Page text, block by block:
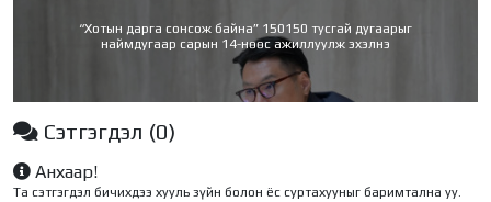
“Хотын дарга сонсож байна” 150150 тусгай дугаарыг
наймдугаар сарын 14-нөөс ажиллуулж эхэлнэ
Сэтгэгдэл (0)
Анхаар!
Та сэтгэгдэл бичихдээ хууль зүйн болон ёс суртахууныг баримтална уу.